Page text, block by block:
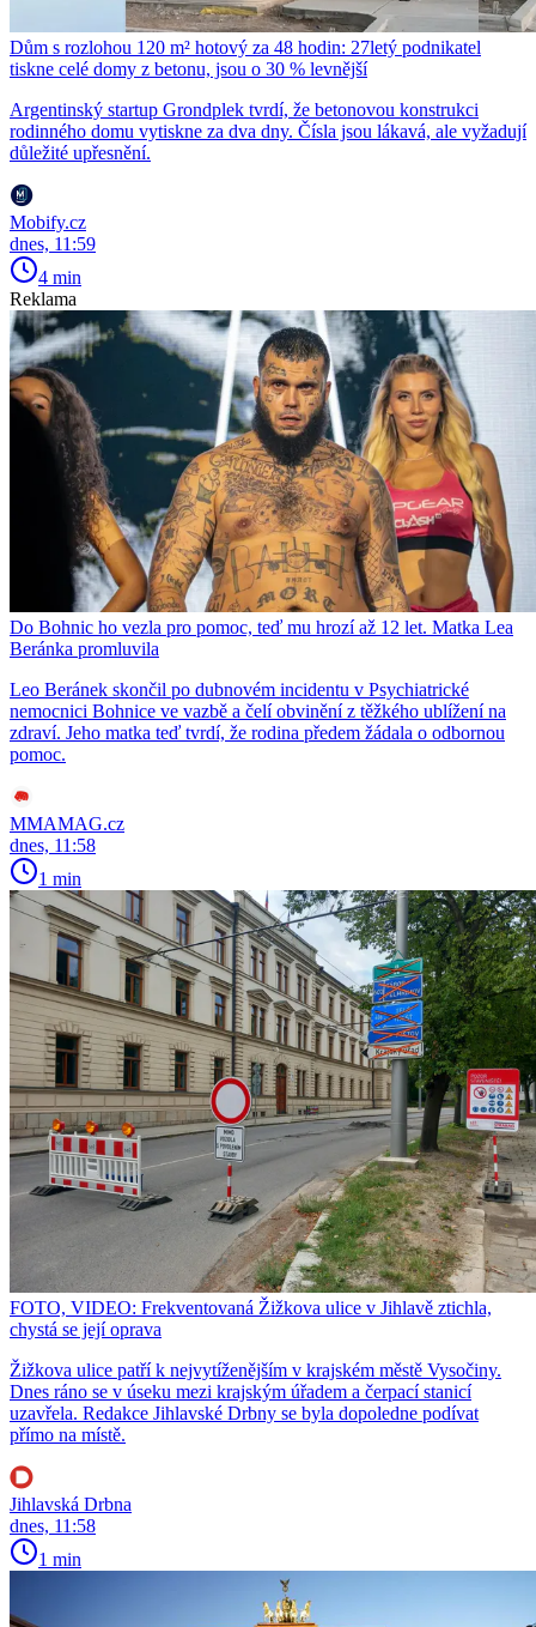
Dům s rozlohou 120 m² hotový za 48 hodin: 27letý podnikatel
tiskne celé domy z betonu, jsou o 30 % levnější
Argentinský startup Grondplek tvrdí, že betonovou konstrukci
rodinného domu vytiskne za dva dny. Čísla jsou lákavá, ale vyžadují
důležité upřesnění.
Mobify.cz
dnes, 11:59
4 min
Reklama
Do Bohnic ho vezla pro pomoc, teď mu hrozí až 12 let. Matka Lea
Beránka promluvila
Leo Beránek skončil po dubnovém incidentu v Psychiatrické
nemocnici Bohnice ve vazbě a čelí obvinění z těžkého ublížení na
zdraví. Jeho matka teď tvrdí, že rodina předem žádala o odbornou
pomoc.
MMAMAG.cz
dnes, 11:58
1 min
FOTO, VIDEO: Frekventovaná Žižkova ulice v Jihlavě ztichla,
chystá se její oprava
Žižkova ulice patří k nejvytíženějším v krajském městě Vysočiny.
Dnes ráno se v úseku mezi krajským úřadem a čerpací stanicí
uzavřela. Redakce Jihlavské Drbny se byla dopoledne podívat
přímo na místě.
Jihlavská Drbna
dnes, 11:58
1 min